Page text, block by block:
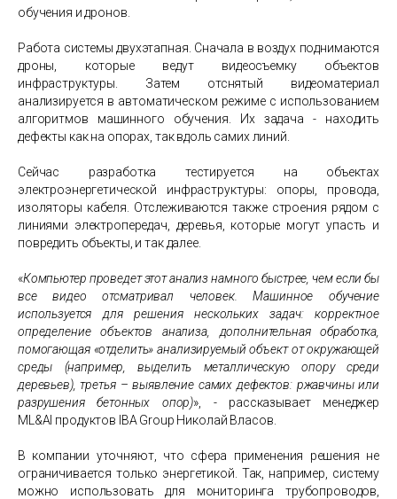
обучения и дронов.
Работа системы двухэтапная. Сначала в воздух поднимаются
дроны, которые ведут видеосъемку объектов
инфраструктуры. Затем отснятый видеоматериал
анализируется в автоматическом режиме с использованием
алгоритмов машинного обучения. Их задача - находить
дефекты как на опорах, так вдоль самих линий.
Сейчас разработка тестируется на объектах
электроэнергетической инфраструктуры: опоры, провода,
изоляторы кабеля. Отслеживаются также строения рядом с
линиями электропередач, деревья, которые могут упасть и
повредить объекты, и так далее.
«Компьютер проведет этот анализ намного быстрее, чем если бы
все видео отсматривал человек. Машинное обучение
используется для решения нескольких задач: корректное
определение объектов анализа, дополнительная обработка,
помогающая «отделить» анализируемый объект от окружающей
среды (например, выделить металлическую опору среди
деревьев), третья – выявление самих дефектов: ржавчины или
разрушения бетонных опор)», - рассказывает менеджер
ML &AI продуктов IBA Group Николай Власов.
В компании уточняют, что сфера применения решения не
ограничивается только энергетикой. Так, например, систему
можно использовать для мониторинга трубопроводов,